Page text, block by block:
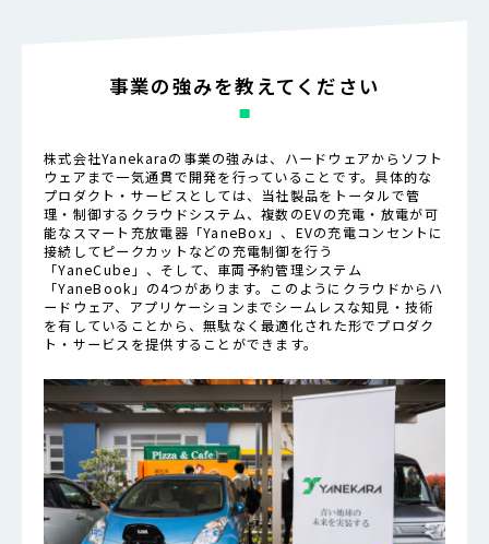
事業の強みを教えてください
株式会社Yanekaraの事業の強みは、ハードウェアからソフト
ウェアまで一気通貫で開発を行っていることです。具体的な
プロダクト・サービスとしては、当社製品をトータルで管
理・制御するクラウドシステム、複数のEVの充電・放電が可
能なスマート充放電器「YaneBox」、EVの充電コンセントに
接続してピークカットなどの充電制御を行う
「YaneCube」、そして、車両予約管理システム
「YaneBook」の4つがあります。このようにクラウドからハ
ードウェア、アプリケーションまでシームレスな知見・技術
を有していることから、無駄なく最適化された形でプロダク
ト・サービスを提供することができます。